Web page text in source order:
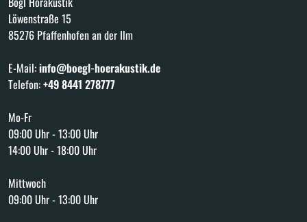
Löwenstraße 15
85276 Pfaffenhofen an der Ilm
E-Mail:info@boegl-hoerakustik.de
Telefon:+49 8441 278777
Mo-Fr
09:00 Uhr - 13:00 Uhr
14:00 Uhr - 18:00 Uhr
Mittwoch
09:00 Uhr - 13:00 Uhr